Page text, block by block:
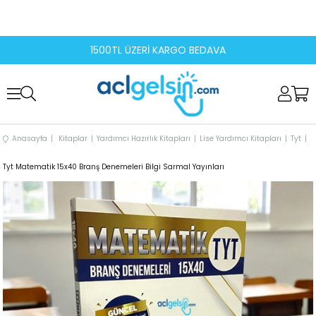
1500TL ÜZERİ KARGO BEDAVA
Anasayfa Kitaplar Yardımcı Hazırlık Kitapları Lise Yardımcı Kitapları Tyt
Tyt Matematik 15x40 Branş Denemeleri Bilgi Sarmal Yayınları